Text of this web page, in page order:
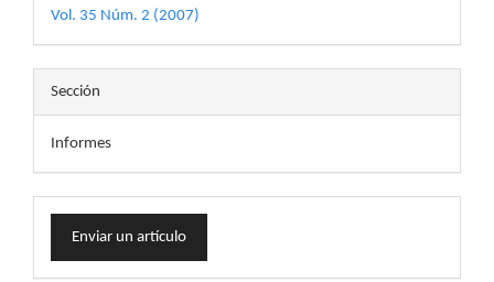
Vol. 35 Núm. 2 (2007)
Sección
Informes
Enviar
unEnviar un artículo